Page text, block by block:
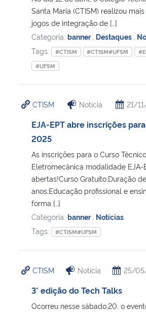
Ministério de Minas e Energia
Ministério da Ciência, Tecnologia, Inovações e
Ministério do Meio Ambiente
Ministério do Turismo
Ministério do Desenvolvimento Regional
Controladoria-Geral da União
Ministério da Mulher, da Família e dos Direitos
Secretaria-Geral
Secretaria de Governo
Advocacia-Geral da União
Santa Maria (CTISM) realizou
jogos de integração de […]
Categoria: banner Destaques
Tags:
#CTISM #CTISM#UFSM
#UFSM
CTISM Notícia 21/
EJA-EPT abre inscrições
2025
As inscrições para o Curso
Eletromecânica modalidade EJA-
abertas!Curso Gratuito;Duração
anos;Educação profissional e
forma […]
Categoria: banner Notícias
Tags:
#CTISM#UFSM
CTISM Notícia 25/
3° edição do Tech Talks
Ocorreu nesse sábado,20, o